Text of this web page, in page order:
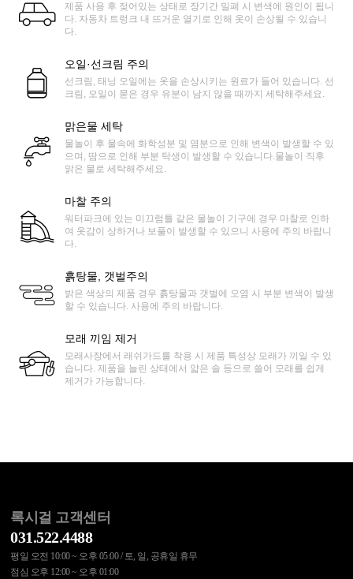
제품 사용 후 젖어있는 상태로 장기간 밀폐 시 변색에 원인이 됩니
다. 자동차 트렁크 내 뜨거운 열기로 인해 옷이 손상될 수 있습니
다.
오일·선크림 주의
선크림, 태닝 오일에는 옷을 손상시키는 원료가 들어 있습니다. 선
크림, 오일이 묻은 경우 유분이 남지 않을 때까지 세탁해주세요.
맑은물 세탁
물놀이 후 물속에 화학성분 및 염분으로 인해 변색이 발생할 수 있
으며, 땀으로 인해 부분 탁생이 발생할 수 있습니다.물놀이 직후
맑은 물로 세탁해주세요.
마찰 주의
워터파크에 있는 미끄럼틀 같은 물놀이 기구에 경우 마찰로 인하
여 옷감이 상하거나 보풀이 발생할 수 있으니 사용에 주의 바랍니
다.
흙탕물, 갯벌주의
밝은 색상의 제품 경우 흙탕물과 갯벌에 오염 시 부분 변색이 발생
할 수 있습니다. 사용에 주의 바랍니다.
모래 끼임 제거
모래사장에서 래쉬가드를 착용 시 제품 특성상 모래가 끼일 수 있
습니다. 제품을 늘린 상태에서 얇은 솔 등으로 쓸어 모래를 쉽게
제거가 가능합니다.
록시걸 고객센터
031.522.4488
평일 오전 10:00 ~ 오후 05:00 / 토, 일, 공휴일 휴무
점심 오후 12:00 ~ 오후 01:00